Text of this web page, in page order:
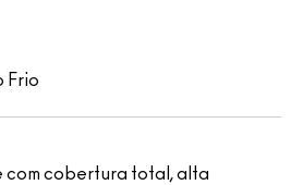
com cobertura total, alta
Frio